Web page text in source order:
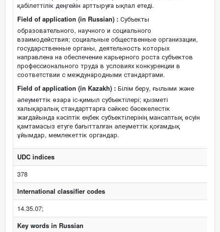
қабілеттілік деңгейін арттыруға ықпал етеді.
Field of application (in Russian) : Субъекты
образовательного, научного и социального
взаимодействия; социальные общественные организации,
государственные органы, деятельность которых
направлена на обеспечение карьерного роста субъектов
профессионального труда в условиях конкуренции в
соответствии с международными стандартами.
Field of application (in Kazakh) : Білім беру, ғылыми және
әлеуметтік өзара іс-қимыл субъектілері; қызметі
халықаралық стандарттарға сәйкес бәсекелестік
жағдайында кәсіптік еңбек субъектілерінің мансаптық өсуін
қамтамасыз етуге бағытталған әлеуметтік қоғамдық
ұйымдар, мемлекеттік органдар.
UDC indices
378
International classifier codes
14.35.07;
Key words in Russian